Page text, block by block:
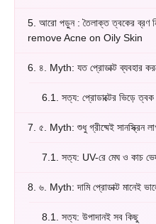
5. আরো পড়ুন : তৈলাক্ত ত্বকের ব্রণ
remove Acne on Oily Skin
6. ৪. Myth: যত প্রোডাক্ট ব্যবহার
6.1. সত্য: প্রোডাক্টের ভিড়ে
7. ৫. Myth: শুধু গ্রীষ্মেই সানস্ক্রিন
7.1. সত্য: UV-রে মেঘ ও কাচ
8. ৬. Myth: দামি প্রোডাক্ট মানেই
8.1. সত্য: উপাদানই সব কিছু